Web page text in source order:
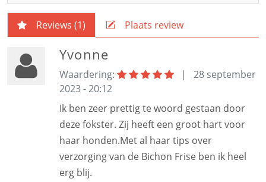
Reviews (1) Plaats review
Yvonne
Waardering: |
28 september
2023 - 20:12
Ik ben zeer prettig te woord gestaan door
deze fokster. Zij heeft een groot hart voor
haar honden.Met al haar tips over
verzorging van de Bichon Frise ben ik heel
erg blij.